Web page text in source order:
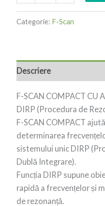
Categorie: F-Scan
Descriere
F-SCAN COMPACT CU
DIRP (Procedura de
F-SCAN COMPACT
determinarea
sistemului unic DIRP
Dublă Integrare).
Funcția DIRP supune
rapidă a frecvențelor și
de rezonanță.